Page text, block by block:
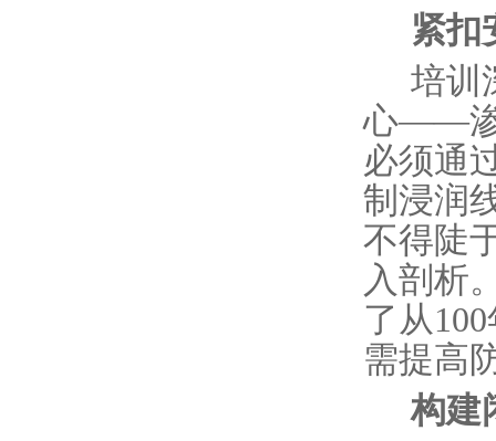
紧扣
培训
心——渗
必须通
制浸润
不得陡
入剖析
了从
需提高
构建